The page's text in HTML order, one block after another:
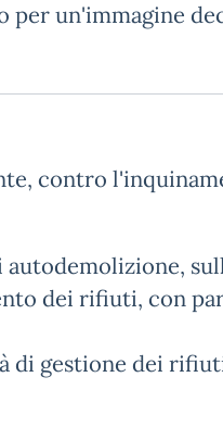
un'immagine
contro
dei rifiuti, con
di gestione dei